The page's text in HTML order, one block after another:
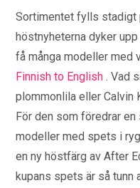
Sortimentet fylls stadigt
höstnyheterna dyker
få många modeller med
Finnish to English . Vad
plommonlila eller Calvin
För den som föredrar en
modeller med spets i
en ny höstfärg av After
kupans spets är så tunn